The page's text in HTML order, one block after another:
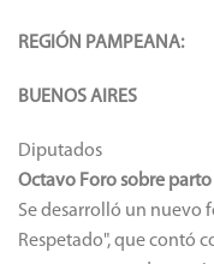
REGIÓN PAMPEANA:
BUENOS AIRES
Diputados
Octavo Foro sobre
Se desarrolló un nuevo
Respetado", que contó